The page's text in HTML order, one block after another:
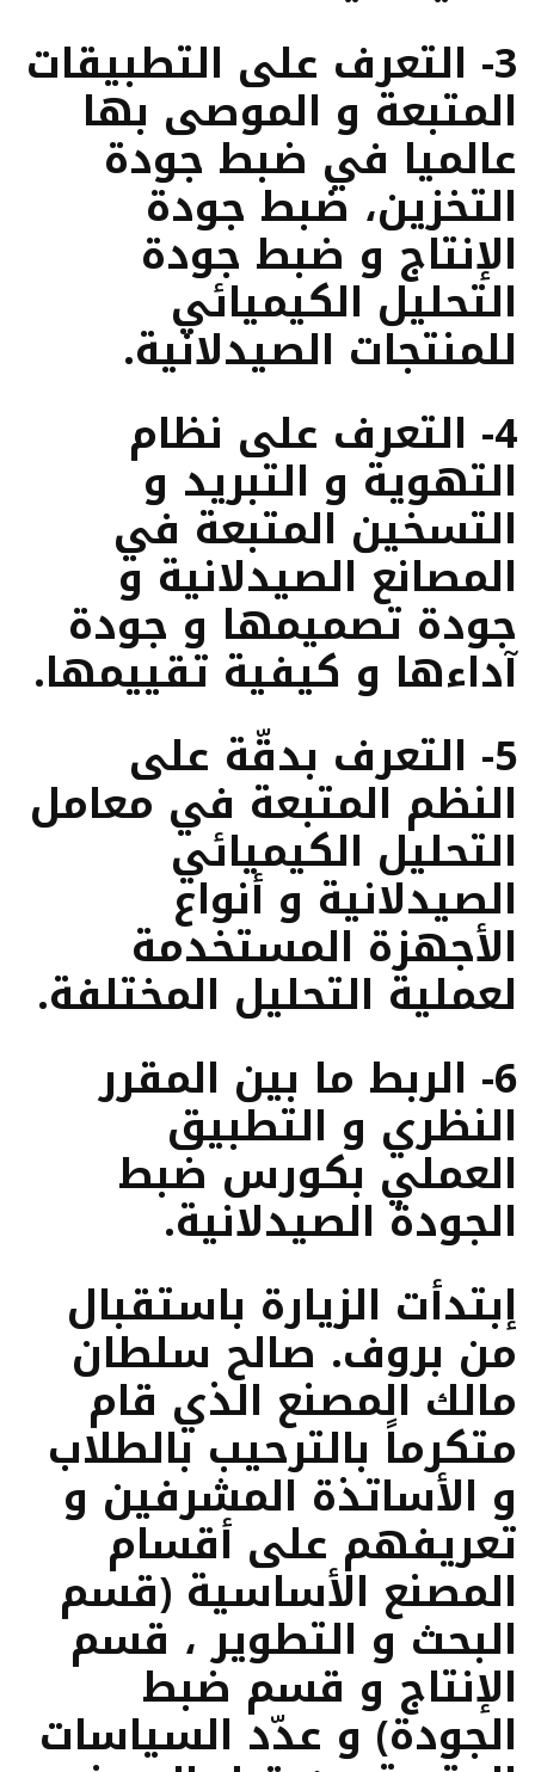
3- التعرف على التطبيقات
المتبعة و الموصى بها
عالميا في ضبط جودة
التخزين، ضبط جودة
الإنتاج و ضبط جودة
التحليل الكيميائي
للمنتجات الصيدلانية.
4- التعرف على نظام
التهوية و التبريد و
التسخين المتبعة في
المصانع الصيدلانية و
جودة تصميمها و جودة
آداءها و كيفية تقييمها.
5- التعرف بدقّة على
النظم المتبعة في معامل
التحليل الكيميائي
الصيدلانية و أنواع
الأجهزة المستخدمة
لعملية التحليل المختلفة.
6- الربط ما بين المقرر
النظري و التطبيق
العملي بكورس ضبط
الجودة الصيدلانية.
إبتدأت الزيارة باستقبال
من بروف. صالح سلطان
مالك المصنع الذي قام
متكرماً بالترحيب بالطلاب
و الأساتذة المشرفين و
تعريفهم على أقسام
المصنع الأساسية (قسم
البحث و التطوير ، قسم
الإنتاج و قسم ضبط
الجودة) و عدّد السياسات